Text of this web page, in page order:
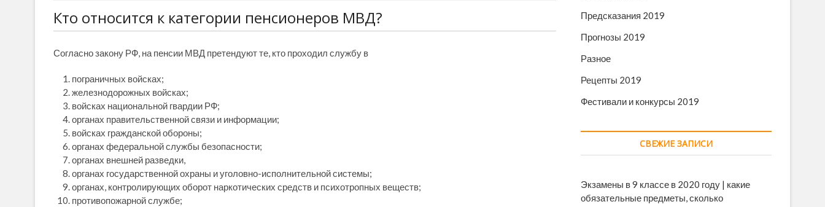
Кто относится к категории пенсионеров МВД?
Согласно закону РФ, на пенсии МВД претендуют те, кто проходил службу в
пограничных войсках;
железнодорожных войсках;
войсках национальной гвардии РФ;
органах правительственной связи и информации;
войсках гражданской обороны;
органах федеральной службы безопасности;
органах внешней разведки,
органах государственной охраны и уголовно-исполнительной системы;
органах, контролирующих оборот наркотических средств и психотропных веществ;
противопожарной службе;
Предсказания 2019
Прогнозы 2019
Разное
Рецепты 2019
Фестивали и конкурсы 2019
СВЕЖИЕ ЗАПИСИ
Экзамены в 9 классе в 2020 году | какие
обязательные предметы, сколько